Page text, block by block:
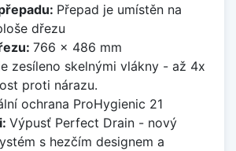
Přepad je umístěn na
dřezu
766 x 486 mm
zesíleno skelnými vlákny - až 4x
proti nárazu.
ochrana ProHygienic 21
Výpusť Perfect Drain - nový
s hezčím designem a